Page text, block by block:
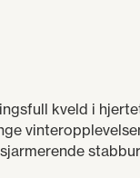
kveld i